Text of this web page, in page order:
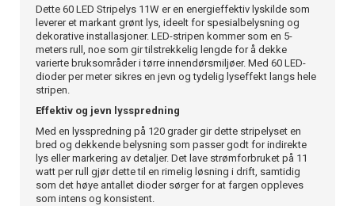
Dette 60 LED Stripelys 11W er en energieffektiv lyskilde som
leverer et markant grønt lys, ideelt for spesialbelysning og
dekorative installasjoner. LED-stripen kommer som en 5-
meters rull, noe som gir tilstrekkelig lengde for å dekke
varierte bruksområder i tørre innendørsmiljøer. Med 60 LED-
dioder per meter sikres en jevn og tydelig lyseffekt langs hele
stripen.
Effektiv og jevn lysspredning
Med en lysspredning på 120 grader gir dette stripelyset en
bred og dekkende belysning som passer godt for indirekte
lys eller markering av detaljer. Det lave strømforbruket på 11
watt per rull gjør dette til en rimelig løsning i drift, samtidig
som det høye antallet dioder sørger for at fargen oppleves
som intens og konsistent.